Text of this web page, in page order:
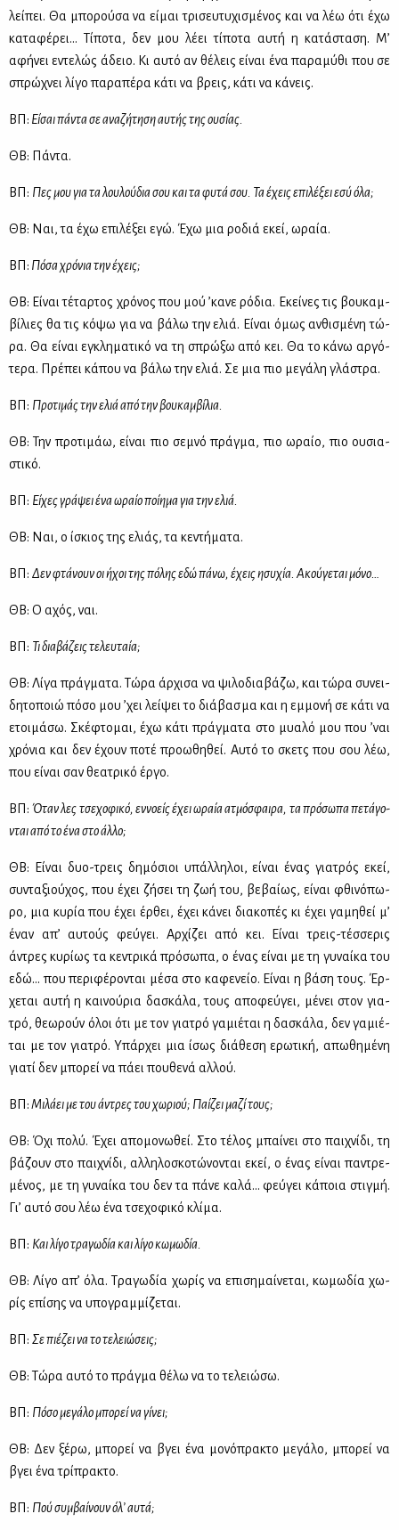
λεί­πει. Θα μπο­ρού­σα να εί­μαι τρι­σευ­τυ­χι­σμέ­νος και να λέω ότι έχω
κα­τα­φέ­ρει… Τί­πο­τα, δεν μου λέ­ει τί­πο­τα αυ­τή η κα­τά­στα­ση. Μ’
αφή­νει εντε­λώς άδειο. Κι αυ­τό αν θέ­λεις εί­ναι ένα πα­ρα­μύ­θι που σε
σπρώ­χνει λί­γο πα­ρα­πέ­ρα κά­τι να βρεις, κά­τι να κά­νεις.
ΒΠ: Εί­σαι πά­ντα σε ανα­ζή­τη­ση αυ­τής της ου­σί­ας.
ΘΒ: Πά­ντα.
ΒΠ: Πες μου για τα λου­λού­δια σου και τα φυ­τά σου. Τα έχεις επι­λέ­ξει εσύ όλα;
ΘΒ: Ναι, τα έχω επι­λέ­ξει εγώ. Έχω μια ρο­διά εκεί, ωραία.
ΒΠ: Πό­σα χρό­νια την έχεις;
ΘΒ: Εί­ναι τέ­ταρ­τος χρό­νος που μού ’κα­νε ρό­δια. Εκεί­νες τις βου­καμ­
βί­λιες θα τις κό­ψω για να βά­λω την ελιά. Εί­ναι όμως αν­θι­σμέ­νη τώ­
ρα. Θα εί­ναι εγκλη­μα­τι­κό να τη σπρώ­ξω από κει. Θα το κά­νω αρ­γό­
τε­ρα. Πρέ­πει κά­που να βά­λω την ελιά. Σε μια πιο με­γά­λη γλά­στρα.
ΒΠ: Προ­τι­μάς την ελιά από την βου­καμ­βί­λια.
ΘΒ: Την προ­τι­μάω, εί­ναι πιο σε­μνό πράγ­μα, πιο ωραίο, πιο ου­σια­
στι­κό.
ΒΠ: Εί­χες γρά­ψει ένα ωραίο ποί­η­μα για την ελιά.
ΘΒ: Ναι, ο ίσκιος της ελιάς, τα κε­ντή­μα­τα.
ΒΠ: Δεν φτά­νουν οι ήχοι της πό­λης εδώ πά­νω, έχεις ησυ­χία. Ακού­γε­ται μό­νο…
ΘΒ: Ο αχός, ναι.
ΒΠ: Τι δια­βά­ζεις τε­λευ­ταία;
ΘΒ: Λί­γα πράγ­μα­τα. Τώ­ρα άρ­χι­σα να ψι­λο­δια­βά­ζω, και τώ­ρα συ­νει­
δη­το­ποιώ πό­σο μου ’χει λεί­ψει το διά­βα­σμα και η εμ­μο­νή σε κά­τι να
ετοι­μά­σω. Σκέ­φτο­μαι, έχω κά­τι πράγ­μα­τα στο μυα­λό μου που ’ναι
χρό­νια και δεν έχουν πο­τέ προ­ω­θη­θεί. Αυ­τό το σκετς που σου λέω,
που εί­ναι σαν θε­α­τρι­κό έρ­γο.
ΒΠ:Όταν λες τσε­χο­φι­κό, εν­νο­είς έχει ωραία ατμό­σφαι­ρα, τα πρό­σω­πα πε­τά­γο­
νται από το ένα στο άλ­λο;
ΘΒ: Εί­ναι δυο-τρεις δη­μό­σιοι υπάλ­λη­λοι, εί­ναι ένας για­τρός εκεί,
συ­ντα­ξιού­χος, που έχει ζή­σει τη ζωή του, βε­βαί­ως, εί­ναι φθι­νό­πω­
ρο, μια κυ­ρία που έχει έρ­θει, έχει κά­νει δια­κο­πές κι έχει γα­μη­θεί μ’
έναν απ’ αυ­τούς φεύ­γει. Αρ­χί­ζει από κει. Εί­ναι τρεις-τέσ­σε­ρις
άντρες κυ­ρί­ως τα κε­ντρι­κά πρό­σω­πα, ο ένας εί­ναι με τη γυ­ναί­κα του
εδώ… που πε­ρι­φέ­ρο­νται μέ­σα στο κα­φε­νείο. Εί­ναι η βά­ση τους. Έρ­
χε­ται αυ­τή η και­νού­ρια δα­σκά­λα, τους απο­φεύ­γει, μέ­νει στον για­
τρό, θε­ω­ρούν όλοι ότι με τον για­τρό γα­μιέ­ται η δα­σκά­λα, δεν γα­μιέ­
ται με τον για­τρό. Υπάρ­χει μια ίσως διά­θε­ση ερω­τι­κή, απω­θη­μέ­νη
για­τί δεν μπο­ρεί να πά­ει που­θε­νά αλ­λού.
ΒΠ:Μι­λά­ει με του άντρες του χω­ριού; Παί­ζει μα­ζί τους;
ΘΒ: Όχι πο­λύ. Έχει απο­μο­νω­θεί. Στο τέ­λος μπαί­νει στο παι­χνί­δι, τη
βά­ζουν στο παι­χνί­δι, αλ­λη­λο­σκο­τώ­νο­νται εκεί, ο ένας εί­ναι πα­ντρε­
μέ­νος, με τη γυ­ναί­κα του δεν τα πά­νε κα­λά… φεύ­γει κά­ποια στιγ­μή.
Γι’ αυ­τό σου λέω ένα τσε­χο­φι­κό κλί­μα.
ΒΠ: Και λί­γο τρα­γω­δία και λί­γο κω­μω­δία.
ΘΒ: Λί­γο απ’ όλα. Τρα­γω­δία χω­ρίς να επι­ση­μαί­νε­ται, κω­μω­δία χω­
ρίς επί­σης να υπο­γραμ­μί­ζε­ται.
ΒΠ: Σε πιέ­ζει να το τε­λειώ­σεις;
ΘΒ: Τώ­ρα αυ­τό το πράγ­μα θέ­λω να το τε­λειώ­σω.
ΒΠ: Πό­σο με­γά­λο μπο­ρεί να γί­νει;
ΘΒ: Δεν ξέ­ρω, μπο­ρεί να βγει ένα μο­νό­πρα­κτο με­γά­λο, μπο­ρεί να
βγει ένα τρί­πρα­κτο.
ΒΠ: Πού συμ­βαί­νουν όλ’ αυ­τά;